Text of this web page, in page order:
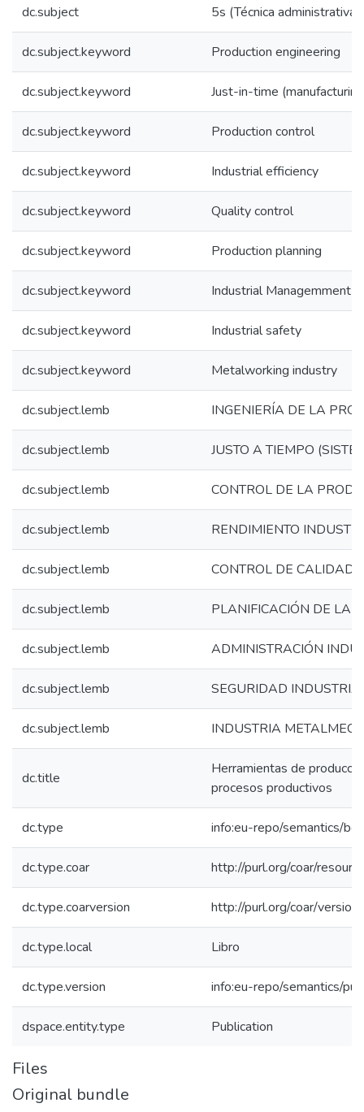
dc.subject 5s (Técnica administrativa)
dc.subject.keyword Production engineering
dc.subject.keyword Just-in-time
dc.subject.keyword Production control
dc.subject.keyword Industrial efficiency
dc.subject.keyword Quality control
dc.subject.keyword Production planning
dc.subject.keyword Industrial Managemment
dc.subject.keyword Industrial safety
dc.subject.keyword Metalworking industry
dc.subject.lemb INGENIERÍA DE LA
dc.subject.lemb JUSTO A TIEMPO
dc.subject.lemb CONTROL DE LA
dc.subject.lemb RENDIMIENTO
dc.subject.lemb CONTROL DE CALIDAD
dc.subject.lemb PLANIFICACIÓN DE LA
dc.subject.lemb ADMINISTRACIÓN
dc.subject.lemb SEGURIDAD
dc.subject.lemb INDUSTRIA
dc.title
Herramientas de
procesos productivos
dc.type info:eu-repo/semantics/
dc.type.coar http://purl.org/coar/
dc.type.coarversion http://purl.org/coar/
dc.type.local Libro
dc.type.version info:eu-repo/semantics/
dspace.entity.type Publication
Files
Original bundle